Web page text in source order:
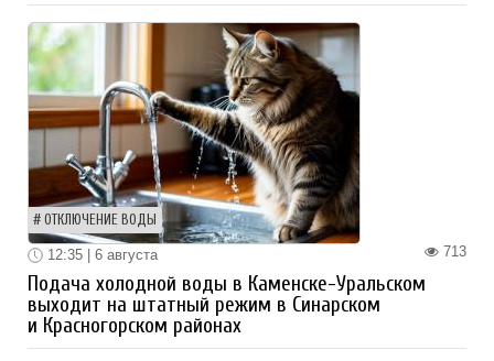
ОТКЛЮЧЕНИЕ ВОДЫ
713
12:35 | 6 августа
Подача холодной воды в Каменске-Уральском
выходит на штатный режим в Синарском
и Красногорском районах